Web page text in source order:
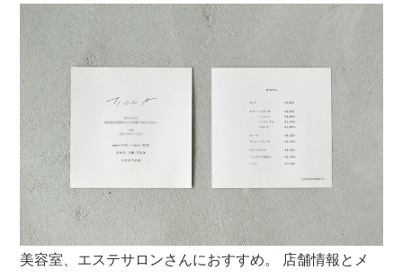
美容室、エステサロンさんにおすすめ。
店舗情報とメ